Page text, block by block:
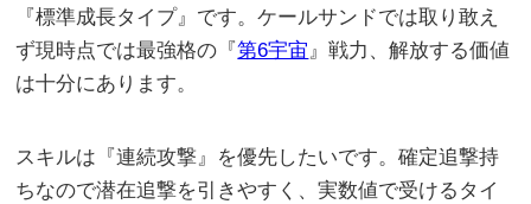
『標準成長タイプ』です。ケールサンドでは取り敢え
ず現時点では最強格の『第6宇宙』戦力、解放する価値
は十分にあります。
スキルは『連続攻撃』を優先したいです。確定追撃持
ちなので潜在追撃を引きやすく、実数値で受けるタイ